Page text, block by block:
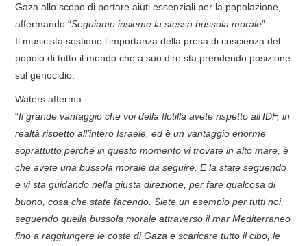
Gaza allo scopo di portare aiuti essenziali per la popolazione,
affermando “Seguiamo insieme la stessa bussola morale”.
Il musicista sostiene l’importanza della presa di coscienza del
popolo di tutto il mondo che a suo dire sta prendendo posizione
sul genocidio.
Waters afferma:
“Il grande vantaggio che voi della flotilla avete rispetto all’IDF, in
realtà rispetto all’intero Israele, ed è un vantaggio enorme
soprattutto perché in questo momento vi trovate in alto mare, è
che avete una bussola morale da seguire. E la state seguendo
e vi sta guidando nella giusta direzione, per fare qualcosa di
buono, cosa che state facendo. Siete un esempio per tutti noi,
seguendo quella bussola morale attraverso il mar Mediterraneo
fino a raggiungere le coste di Gaza e scaricare tutto il cibo, le